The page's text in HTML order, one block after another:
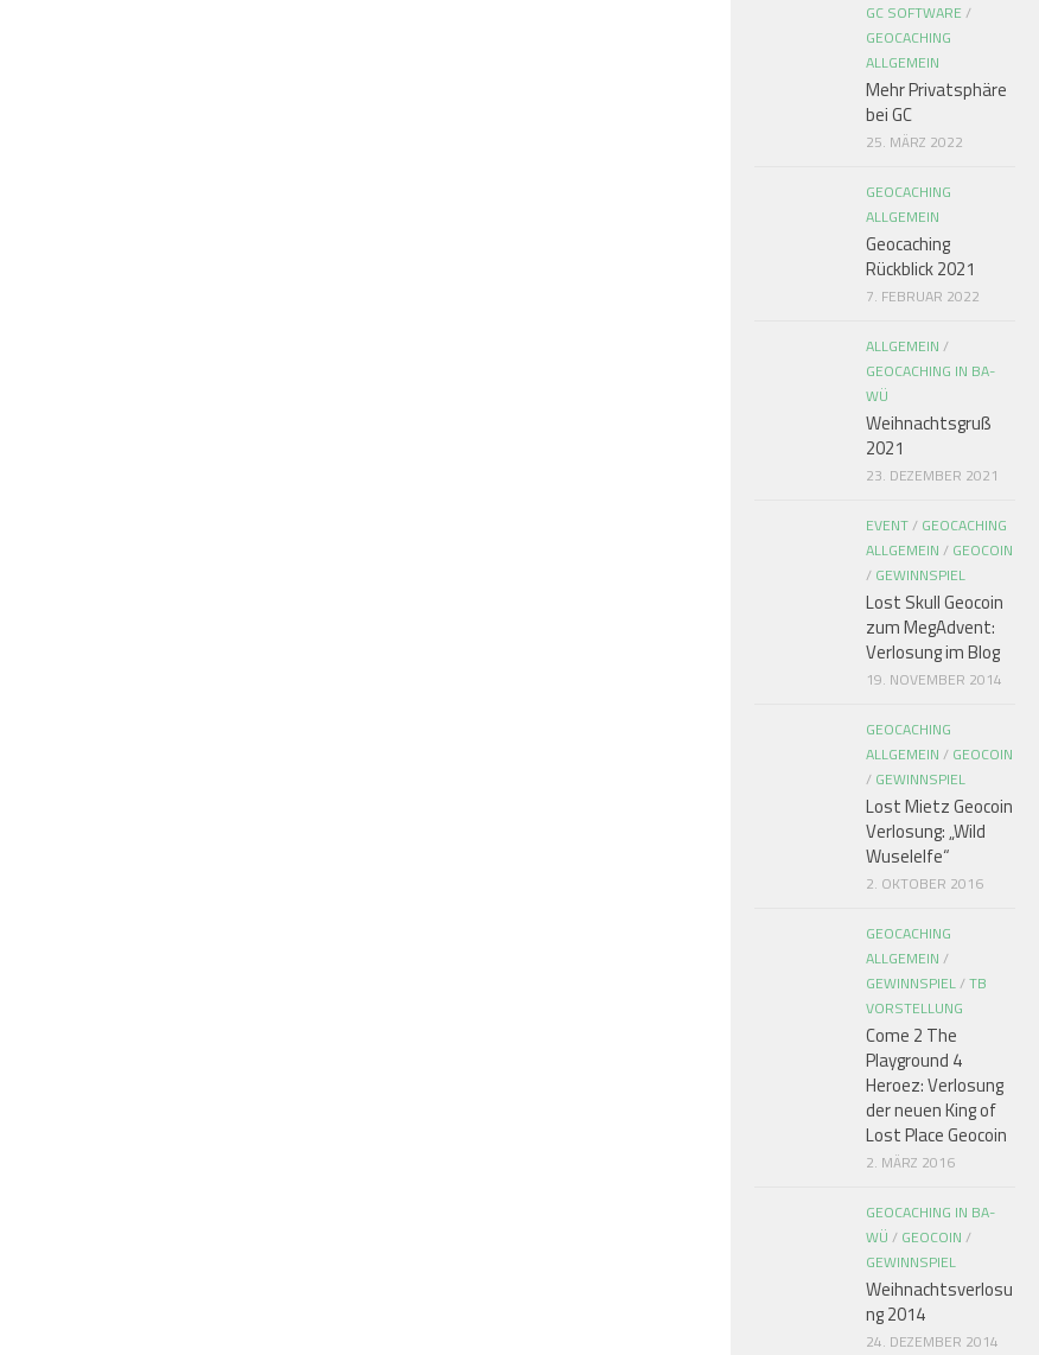
GC SOFTWARE /
GEOCACHING
ALLGEMEIN
Mehr Privatsphäre
bei GC
25. MÄRZ 2022
GEOCACHING
ALLGEMEIN
Geocaching
Rückblick 2021
7. FEBRUAR 2022
ALLGEMEIN /
GEOCACHING IN BA-
WÜ
Weihnachtsgruß
2021
23. DEZEMBER 2021
EVENT/ GEOCACHING
ALLGEMEIN / GEOCOIN
/ GEWINNSPIEL
Lost Skull Geocoin
zum MegAdvent:
Verlosung im Blog
19. NOVEMBER 2014
GEOCACHING
ALLGEMEIN / GEOCOIN
/ GEWINNSPIEL
Lost Mietz Geocoin
Verlosung: „Wild
Wuselelfe“
2. OKTOBER 2016
GEOCACHING
ALLGEMEIN /
GEWINNSPIEL/TB
VORSTELLUNG
Come 2 The
Playground 4
Heroez: Verlosung
der neuen King of
Lost Place Geocoin
2. MÄRZ 2016
GEOCACHING IN BA-
WÜ / GEOCOIN /
GEWINNSPIEL
Weihnachtsverlosu
ng 2014
24. DEZEMBER 2014